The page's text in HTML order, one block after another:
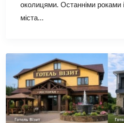
околицями. Останніми роками
міста...